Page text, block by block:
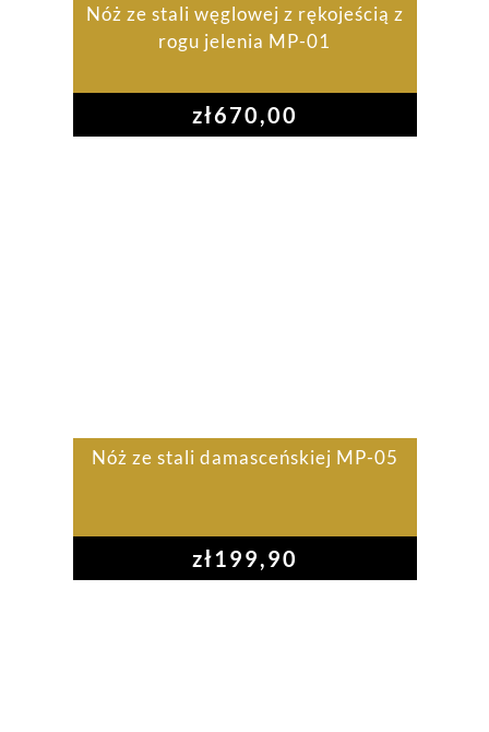
Nóż ze stali węglowej z rękojeścią z
rogu jelenia MP-01
zł670,00
Nóż ze stali damasceńskiej MP-05
zł199,90